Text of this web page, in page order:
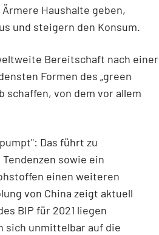
Haushalte geben,
und steigern den Konsum.
Bereitschaft nach einer
Formen des „green
schaffen, von dem vor allem
Das führt zu
sowie ein
einen weiteren
von China zeigt aktuell
BIP für 2021 liegen
sich unmittelbar auf die